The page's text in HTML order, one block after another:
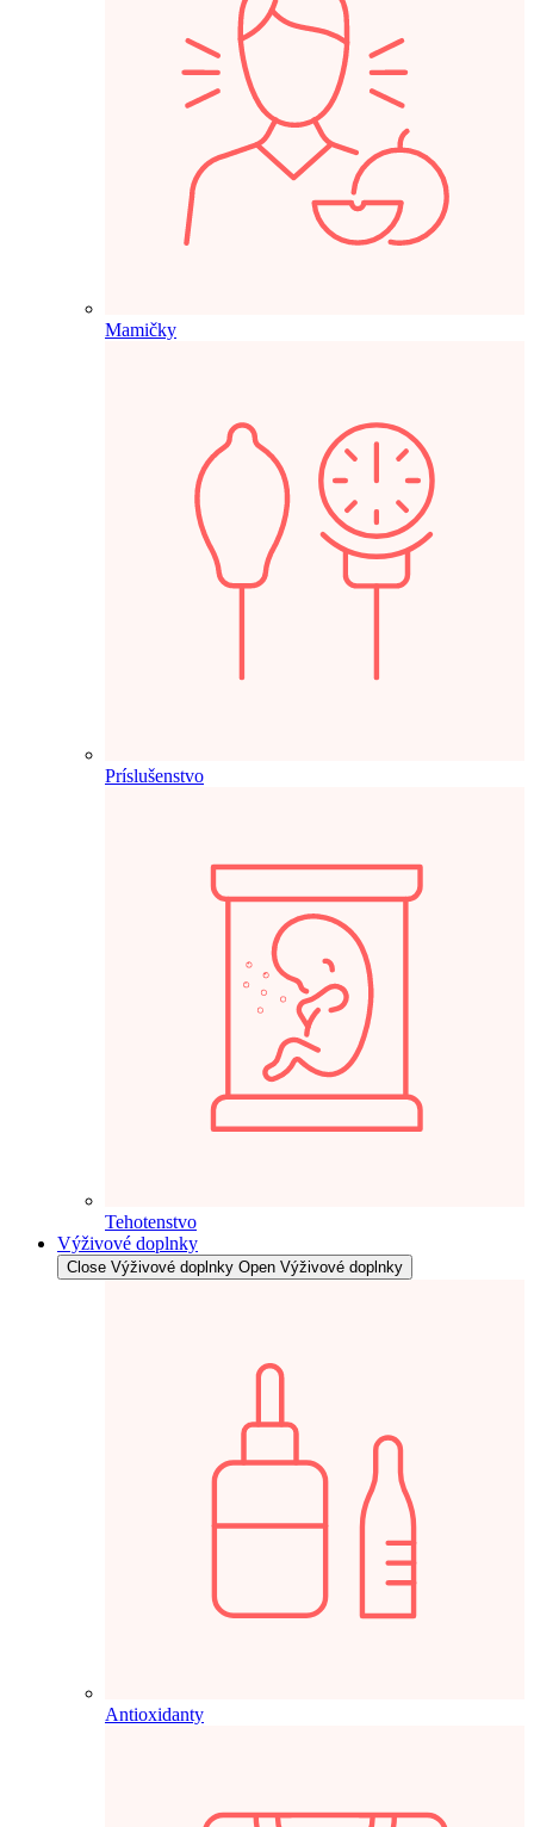
Mamičky
Príslušenstvo
Tehotenstvo
Výživové doplnky
Close Výživové doplnky Open Výživové doplnky
Antioxidanty